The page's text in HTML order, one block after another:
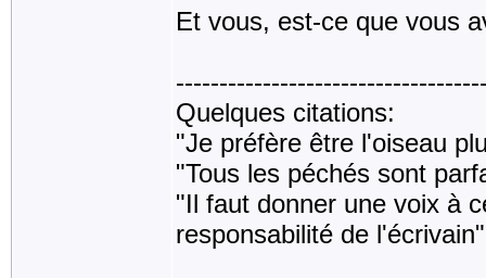
Et vous, est-ce que vous
Quelques citations:
"Je préfère être l'oiseau
"Tous les péchés sont
"Il faut donner une voix à
responsabilité de l'écrivain"